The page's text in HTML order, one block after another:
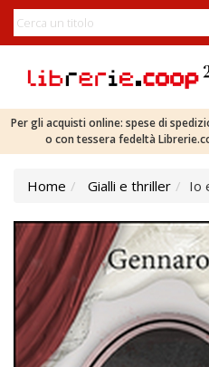
Per gli acquisti online: spese di
o con tessera fedeltà
Home Gialli e thriller Io